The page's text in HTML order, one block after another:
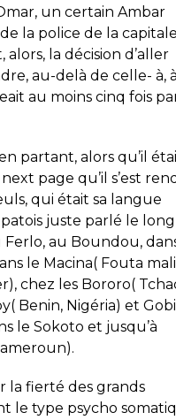
un certain Ambar
la police de la
la décision d’aller
au-delà de celle- à,
au moins cinq fois
partant, alors qu’il
page qu’il s’est
qui était sa langue
juste parlé le
au Boundou,
le Macina( Fouta
chez les Bororo(
Benin, Nigéria) et
le Sokoto et jusqu’à
la fierté des grands
le type psycho